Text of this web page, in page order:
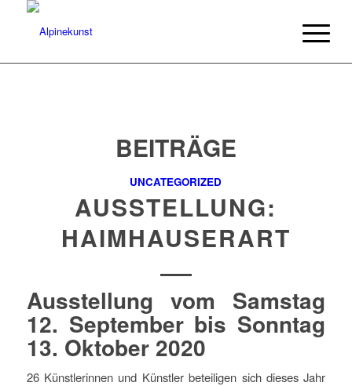
BEITRÄGE
UNCATEGORIZED
AUSSTELLUNG:
HAIMHAUSERART
Ausstellung vom Samstag
12. September bis Sonntag
13. Oktober 2020
26 Künstlerinnen und Künstler beteiligen sich dieses Jahr